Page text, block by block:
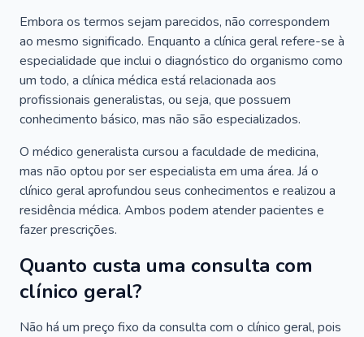
Embora os termos sejam parecidos, não correspondem
ao mesmo significado. Enquanto a clínica geral refere-se à
especialidade que inclui o diagnóstico do organismo como
um todo, a clínica médica está relacionada aos
profissionais generalistas, ou seja, que possuem
conhecimento básico, mas não são especializados.
O médico generalista cursou a faculdade de medicina,
mas não optou por ser especialista em uma área. Já o
clínico geral aprofundou seus conhecimentos e realizou a
residência médica. Ambos podem atender pacientes e
fazer prescrições.
Quanto custa uma consulta com
clínico geral?
Não há um preço fixo da consulta com o clínico geral, pois